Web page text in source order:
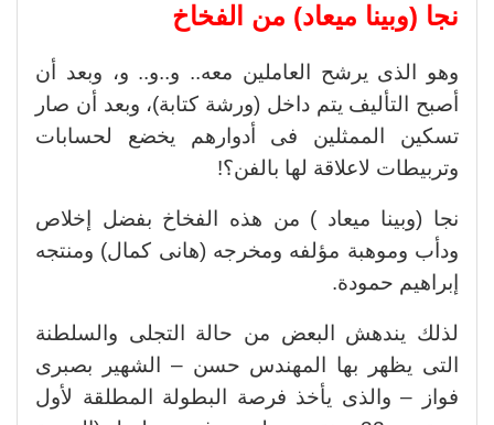
نجا (وبينا ميعاد) من الفخاخ
وهو الذى يرشح العاملين معه.. و..و.. و، وبعد أن
أصبح التأليف يتم داخل (ورشة كتابة)، وبعد أن صار
تسكين الممثلين فى أدوارهم يخضع لحسابات
وتربيطات لاعلاقة لها بالفن؟!
نجا (وبينا ميعاد ) من هذه الفخاخ بفضل إخلاص
ودأب وموهبة مؤلفه ومخرجه (هانى كمال) ومنتجه
إبراهيم حمودة.
لذلك يندهش البعض من حالة التجلى والسلطنة
التى يظهر بها المهندس حسن – الشهير بصبرى
فواز – والذى يأخذ فرصة البطولة المطلقة لأول